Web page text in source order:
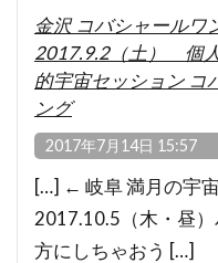
金沢 コバシャール
2017.9.2（土） 個
的宇宙セッション
ング
2017年7月14日 15:57
[…] ← 岐阜 満月の宇
2017.10.5（木・昼
方にしちゃおう […]